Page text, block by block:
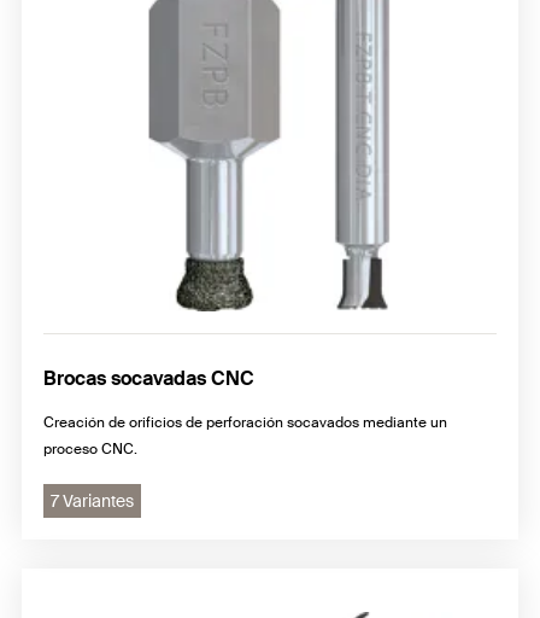
Brocas socavadas CNC
Creación de orificios de perforación socavados mediante un
proceso CNC.
7 Variantes